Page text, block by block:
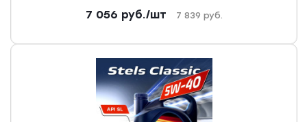
7 056 руб./шт 7 839 руб.